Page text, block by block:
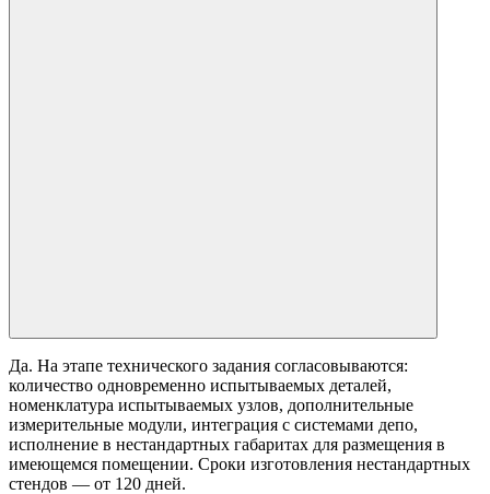
Да. На этапе технического задания согласовываются:
количество одновременно испытываемых деталей,
номенклатура испытываемых узлов, дополнительные
измерительные модули, интеграция с системами депо,
исполнение в нестандартных габаритах для размещения в
имеющемся помещении. Сроки изготовления нестандартных
стендов — от 120 дней.